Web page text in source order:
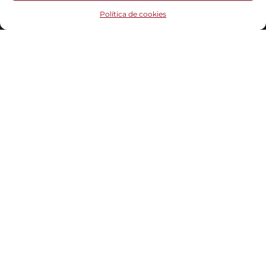
Política de cookies
Funciona gracias aWordPress |Tema:Head Blog